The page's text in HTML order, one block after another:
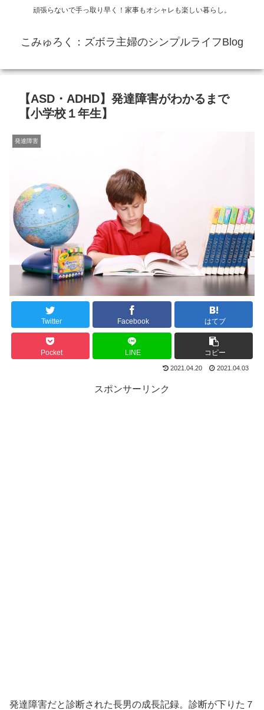
頑張らないで手っ取り早く！家事もオシャレも楽しい暮らし。
こみゅろく：ズボラ主婦のシンプルライフBlog
【ASD・ADHD】発達障害がわかるまで
【小学校１年生】
発達障害
Twitter Facebook はてブ
Pocket LINE コピー
2021.04.20 2021.04.03
スポンサーリンク
発達障害だと診断された長男の成長記録。診断が下りた７